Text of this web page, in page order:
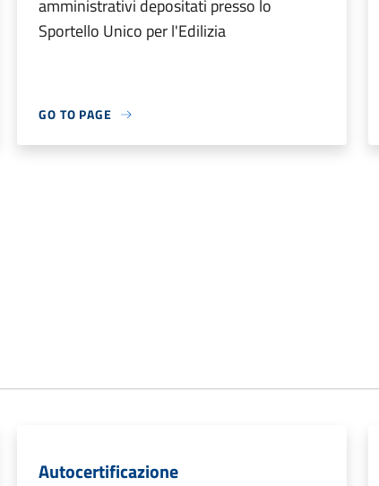
amministrativi depositati presso lo
Sportello Unico per l'Edilizia
GO TO PAGE
Autocertificazione